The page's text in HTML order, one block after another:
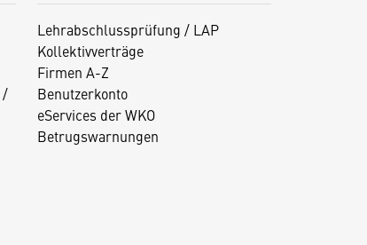
/
Lehrabschlussprüfung / LAP
Kollektivverträge
Firmen A-Z
Benutzerkonto
eServices der WKO
Betrugswarnungen